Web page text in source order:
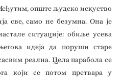
опште људско искуство
све, само не безумна. Она је
ситуације: обиље усева
идеја да поруши старе
реална. Цела парабола се
који се потом претвара у